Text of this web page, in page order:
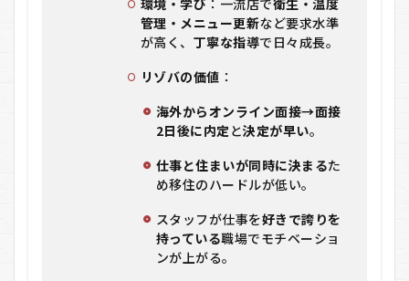
環境・学び ：一流店で衛生・温度
管理・メニュー更新など要求水準
が高く、 丁寧な指導で日々成長。
リゾバの価値 ：
海外からオンライン面接→面接
2日後に内定と決定が早い。
仕事と住まいが同時に決まるた
め移住のハードルが低い。
スタッフが仕事を好きで誇りを
持っている職場でモチベーショ
ンが上がる。